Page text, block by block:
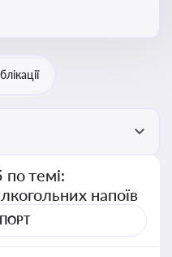
про
темі:
напоїв